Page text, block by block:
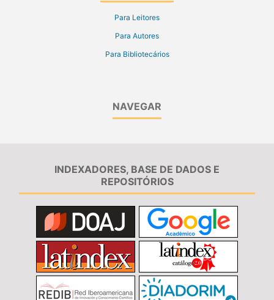
Para Leitores
Para Autores
Para Bibliotecários
NAVEGAR
INDEXADORES, BASE DE DADOS E
REPOSITÓRIOS